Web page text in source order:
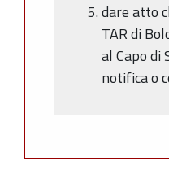
dare atto
TAR di
al Capo
notifica o